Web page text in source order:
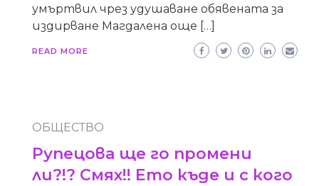
умъртвил чрез удушаване обявената за
издирване Магдалена още […]
READ MORE
ОБЩЕСТВО
Рупецова ще го промени
ли?!? Смях!! Ето къде и с кого